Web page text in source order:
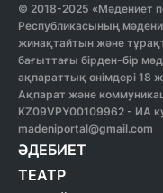
© 2018-2025 «Мәдениет
Республикасының
жинақтайтын және
бағыттағы бірден-бір
ақпараттық өнімдері 18
Ақпарат және
KZ09VPY00109962 - ИА
madeniportal@gmail.com
ӘДЕБИЕТ
ТЕАТР